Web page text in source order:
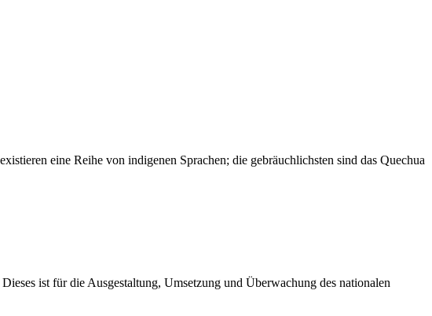
eine Reihe von indigenen Sprachen; die gebräuchlichsten sind das Quechua
ist für die Ausgestaltung, Umsetzung und Überwachung des nationalen